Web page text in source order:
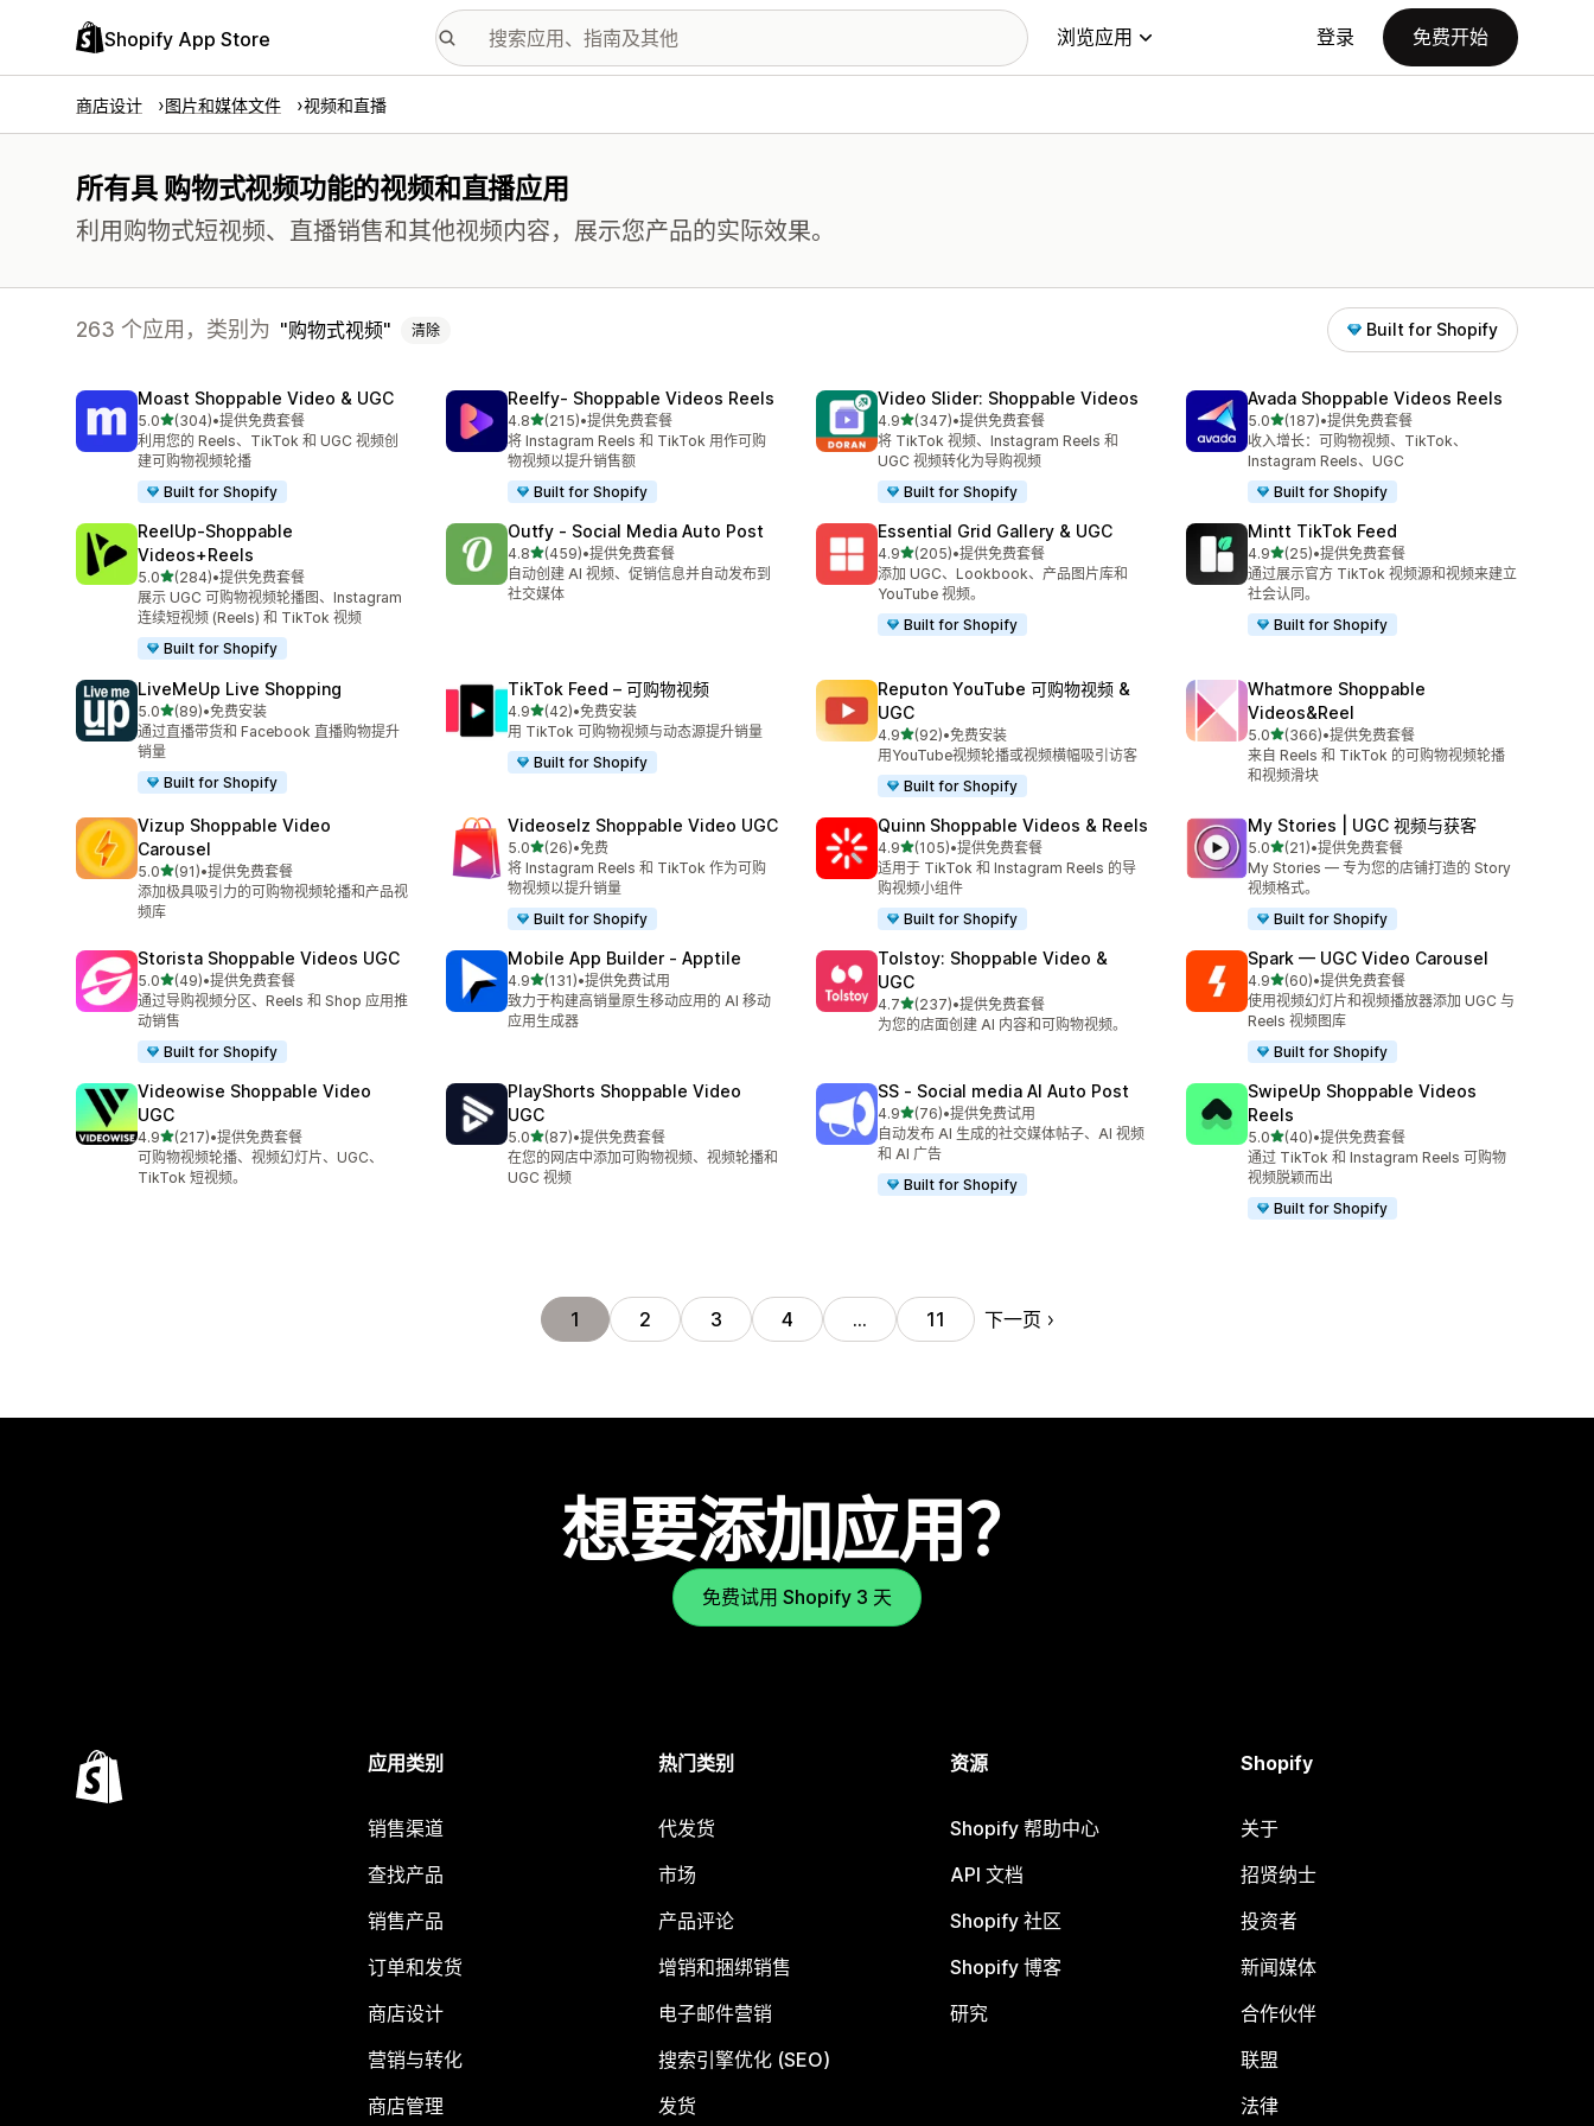
Shopify App Store 浏览应用 登录 免费开始
商店设计 图片和媒体文件 视频和直播
所有具 购物式视频功能的视频和直播应用
利用购物式短视频、直播销售和其他视频内容，展示您产品的实际效果。
263 个应用，类别为 购物式视频 清除 Built for Shopify
Moast Shoppable Video & UGC
5.0星（满分 5 星）
(304)
总共 304 条评论
•提供免费套餐
利用您的 Reels、TikTok 和 UGC 视频创
建可购物视频轮播
Built for Shopify
Reelfy‑ Shoppable Videos Reels
4.8星（满分 5 星）
(215)
总共 215 条评论
•提供免费套餐
将 Instagram Reels 和 TikTok 用作可购
物视频以提升销售额
Built for Shopify
Video Slider: Shoppable Videos
4.9星（满分 5 星）
(347)
总共 347 条评论
•提供免费套餐
将 TikTok 视频、Instagram Reels 和
UGC 视频转化为导购视频
Built for Shopify
Avada Shoppable Videos Reels
5.0星（满分 5 星）
(187)
总共 187 条评论
•提供免费套餐
收入增长：可购物视频、TikTok、
Instagram Reels、UGC
Built for Shopify
ReelUp‑Shoppable
Videos+Reels
5.0星（满分 5 星）
(284)
总共 284 条评论
•提供免费套餐
展示 UGC 可购物视频轮播图、Instagram
连续短视频 (Reels) 和 TikTok 视频
Built for Shopify
Outfy ‑ Social Media Auto Post
4.8星（满分 5 星）
(459)
总共 459 条评论
•提供免费套餐
自动创建 AI 视频、促销信息并自动发布到
社交媒体
Essential Grid Gallery & UGC
4.9星（满分 5 星）
(205)
总共 205 条评论
•提供免费套餐
添加 UGC、Lookbook、产品图片库和
YouTube 视频。
Built for Shopify
Mintt TikTok Feed
4.9星（满分 5 星）
(25)
总共 25 条评论
•提供免费套餐
通过展示官方 TikTok 视频源和视频来建立
社会认同。
Built for Shopify
LiveMeUp Live Shopping
5.0星（满分 5 星）
(89)
总共 89 条评论
•免费安装
通过直播带货和 Facebook 直播购物提升
销量
Built for Shopify
TikTok Feed – 可购物视频
4.9星（满分 5 星）
(42)
总共 42 条评论
•免费安装
用 TikTok 可购物视频与动态源提升销量
Built for Shopify
Reputon YouTube 可购物视频 &
UGC
4.9星（满分 5 星）
(92)
总共 92 条评论
•免费安装
用YouTube视频轮播或视频横幅吸引访客
Built for Shopify
Whatmore Shoppable
Videos&Reel
5.0星（满分 5 星）
(366)
总共 366 条评论
•提供免费套餐
来自 Reels 和 TikTok 的可购物视频轮播
和视频滑块
Vizup Shoppable Video
Carousel
5.0星（满分 5 星）
(91)
总共 91 条评论
•提供免费套餐
添加极具吸引力的可购物视频轮播和产品视
频库
Videoselz Shoppable Video UGC
5.0星（满分 5 星）
(26)
总共 26 条评论
•免费
将 Instagram Reels 和 TikTok 作为可购
物视频以提升销量
Built for Shopify
Quinn Shoppable Videos & Reels
4.9星（满分 5 星）
(105)
总共 105 条评论
•提供免费套餐
适用于 TikTok 和 Instagram Reels 的导
购视频小组件
Built for Shopify
My Stories | UGC 视频与获客
5.0星（满分 5 星）
(21)
总共 21 条评论
•提供免费套餐
My Stories — 专为您的店铺打造的 Story
视频格式。
Built for Shopify
Storista Shoppable Videos UGC
5.0星（满分 5 星）
(49)
总共 49 条评论
•提供免费套餐
通过导购视频分区、Reels 和 Shop 应用推
动销售
Built for Shopify
Mobile App Builder ‑ Apptile
4.9星（满分 5 星）
(131)
总共 131 条评论
•提供免费试用
致力于构建高销量原生移动应用的 AI 移动
应用生成器
Tolstoy: Shoppable Video &
UGC
4.7星（满分 5 星）
(237)
总共 237 条评论
•提供免费套餐
为您的店面创建 AI 内容和可购物视频。
Spark — UGC Video Carousel
4.9星（满分 5 星）
(60)
总共 60 条评论
•提供免费套餐
使用视频幻灯片和视频播放器添加 UGC 与
Reels 视频图库
Built for Shopify
Videowise Shoppable Video
UGC
4.9星（满分 5 星）
(217)
总共 217 条评论
•提供免费套餐
可购物视频轮播、视频幻灯片、UGC、
TikTok 短视频。
PlayShorts Shoppable Video
UGC
5.0星（满分 5 星）
(87)
总共 87 条评论
•提供免费套餐
在您的网店中添加可购物视频、视频轮播和
UGC 视频
SS ‑ Social media AI Auto Post
4.9星（满分 5 星）
(76)
总共 76 条评论
•提供免费试用
自动发布 AI 生成的社交媒体帖子、AI 视频
和 AI 广告
Built for Shopify
SwipeUp Shoppable Videos
Reels
5.0星（满分 5 星）
(40)
总共 40 条评论
•提供免费套餐
通过 TikTok 和 Instagram Reels 可购物
视频脱颖而出
Built for Shopify
1 2 3 4 … 11 下一页
想要添加应用？
免费试用 Shopify 3 天
应用类别
销售渠道
查找产品
销售产品
订单和发货
商店设计
营销与转化
商店管理
热门类别
代发货
市场
产品评论
增销和捆绑销售
电子邮件营销
搜索引擎优化 (SEO)
发货
资源
Shopify 帮助中心
API 文档
Shopify 社区
Shopify 博客
研究
Shopify
关于
招贤纳士
投资者
新闻媒体
合作伙伴
联盟
法律